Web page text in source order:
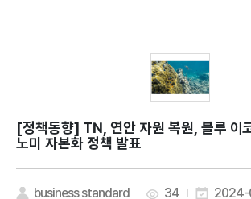
[정책동향]
노미 자본화 정책 발표
business standard 34 2024-